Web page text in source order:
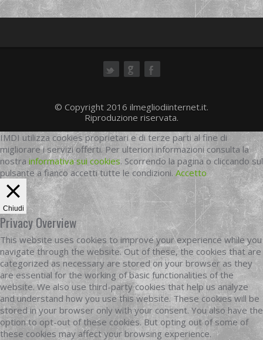
© Copyright 2016 ilmegliodiinternet.it.
Riproduzione riservata.
IMDI utilizza cookies proprietari e di terze parti al fine di
migliorare i servizi offerti. Per ulteriori informazioni consulta la
nostra informativa sui cookies. Scorrendo la pagina o cliccando sul
pulsante a fianco accetti tutte le condizioni. Accetto
Chiudi
Privacy Overview
This website uses cookies to improve your experience while you
navigate through the website. Out of these, the cookies that are
categorized as necessary are stored on your browser as they
are essential for the working of basic functionalities of the
website. We also use third-party cookies that help us analyze
and understand how you use this website. These cookies will be
stored in your browser only with your consent. You also have the
option to opt-out of these cookies. But opting out of some of
these cookies may affect your browsing experience.